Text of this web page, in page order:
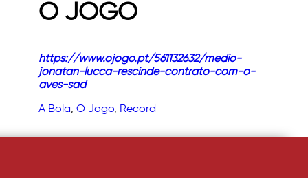
O JOGO
https://www.ojogo.pt/561132632/medio-
jonatan-lucca-rescinde-contrato-com-o-
aves-sad
A Bola, O Jogo, Record